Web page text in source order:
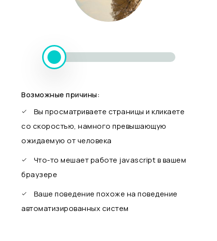
Возможные причины:
Вы просматриваете страницы и кликаете
со скоростью, намного превышающую
ожидаемую от человека
Что-то мешает работе javascript в вашем
браузере
Ваше поведение похоже на поведение
автоматизированных систем